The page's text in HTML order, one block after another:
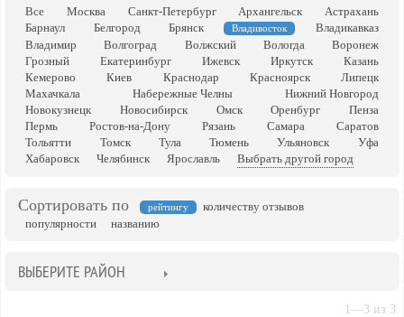
Все Москва Санкт-Петербург Архангельск
Астрахань
Барнаул
Белгород Брянск Владивосток
Владикавказ
Владимир
Волгоград Волжский Вологда
Воронеж
Грозный
Екатеринбург Ижевск Иркутск
Казань
Кемерово
Киев Краснодар Красноярск
Липецк
Махачкала
Набережные Челны
Нижний Новгород
Новокузнецк
Новосибирск Омск Оренбург
Пенза
Пермь
Ростов-на-Дону Рязань Самара
Саратов
Тольятти
Томск Тула Тюмень Ульяновск
Уфа
Хабаровск
Челябинск Ярославль Выбрать другой город
Сортировать по рейтингу
количеству отзывов
популярности
названию
ВЫБЕРИТЕ РАЙОН
1—3 из 3.